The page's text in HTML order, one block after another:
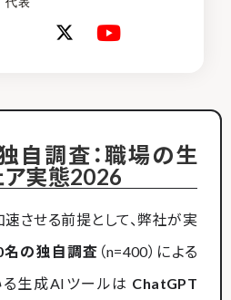
自調査：職場の生
ア実態2026
させる前提として、弊社が実
の独自調査 （n=400）による
る生成AIツールは ChatGPT